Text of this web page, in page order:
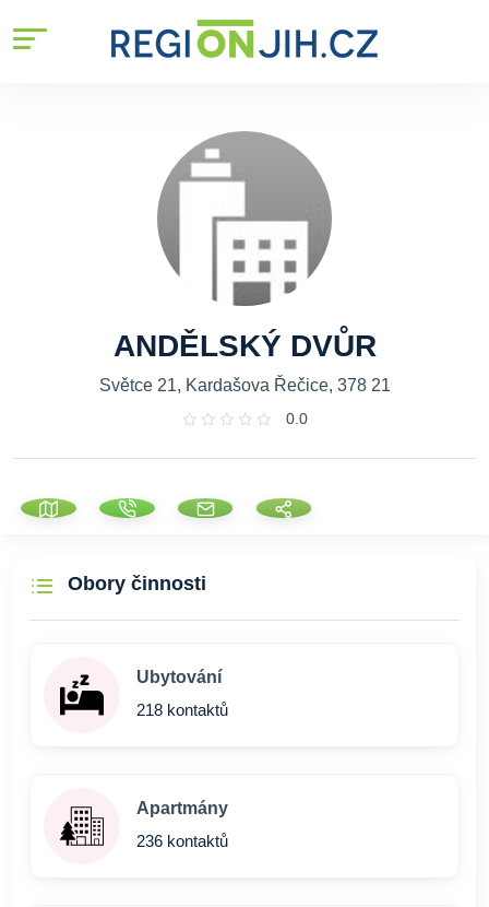
ANDĚLSKÝ DVŮR
Světce 21, Kardašova Řečice, 378 21
0.0
Obory činnosti
Ubytování
218 kontaktů
Apartmány
236 kontaktů